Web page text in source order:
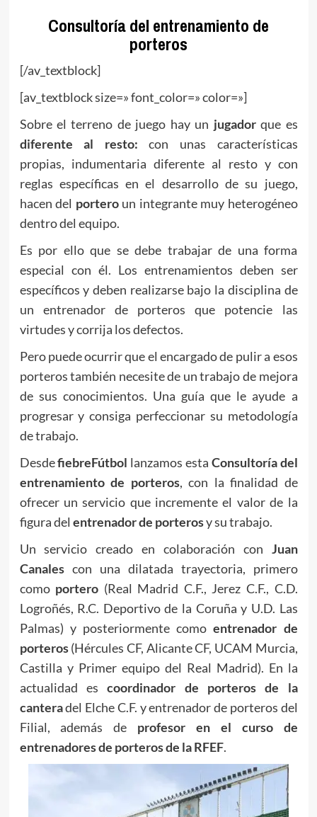
Consultoría del entrenamiento de
porteros
[/av_textblock]
[av_textblock size=» font_color=» color=»]
Sobre el terreno de juego hay un jugadorque es
diferente al resto: con unas características
propias, indumentaria diferente al resto y con
reglas específicas en el desarrollo de su juego,
hacen del porteroun integrante muy heterogéneo
dentro del equipo.
Es por ello que se debe trabajar de una forma
especial con él. Los entrenamientos deben ser
específicos y deben realizarse bajo la disciplina de
un entrenador de porteros que potencie las
virtudes y corrija los defectos.
Pero puede ocurrir que el encargado de pulir a esos
porteros también necesite de un trabajo de mejora
de sus conocimientos. Una guía que le ayude a
progresar y consiga perfeccionar su metodología
de trabajo.
DesdefiebreFútbol lanzamos esta Consultoría del
entrenamiento de porteros, con la finalidad de
ofrecer un servicio que incremente el valor de la
figura del entrenador de porterosy su trabajo.
Un servicio creado en colaboración con Juan
Canalescon una dilatada trayectoria, primero
como portero (Real Madrid C.F., Jerez C.F., C.D.
Logroñés, R.C. Deportivo de la Coruña y U.D. Las
Palmas) y posteriormente comoentrenador de
porteros(Hércules CF, Alicante CF, UCAM Murcia,
Castilla y Primer equipo del Real Madrid). En la
actualidad escoordinador de porteros de la
canteradel Elche C.F. y entrenador de porteros del
Filial, además de profesor en el curso de
entrenadores de porteros de la RFEF.